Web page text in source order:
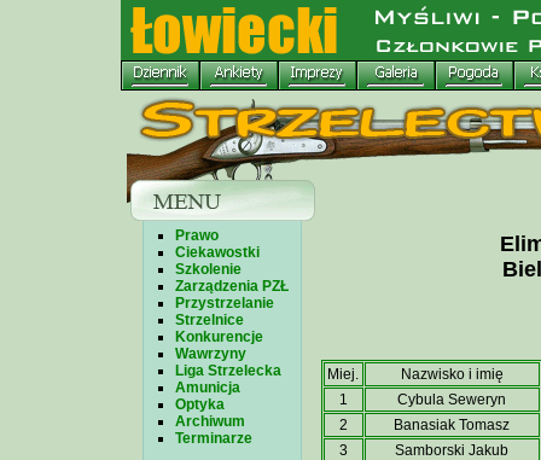
Prawo
Ciekawostki
Szkolenie
Zarządzenia PZŁ
Przystrzelanie
Strzelnice
Konkurencje
Wawrzyny
Liga Strzelecka
Amunicja
Optyka
Archiwum
Terminarze
Miej.
Nazwisko i imię
1
Cybula Seweryn
2
Banasiak Tomasz
3
Samborski Jakub